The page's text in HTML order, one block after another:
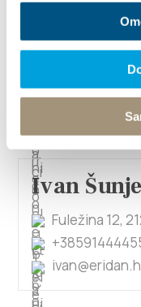
Ivan
Gospe na
Ivan
Fuležina 12,